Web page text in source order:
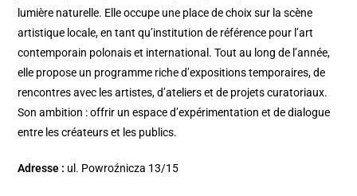
lumière naturelle. Elle occupe une place de choix sur la scène
artistique locale, en tant qu’institution de référence pour l’art
contemporain polonais et international. Tout au long de l’année,
elle propose un programme riche d’expositions temporaires, de
rencontres avec les artistes, d’ateliers et de projets curatoriaux.
Son ambition : offrir un espace d’expérimentation et de dialogue
entre les créateurs et les publics.
Adresse : ul. Powroźnicza 13/15